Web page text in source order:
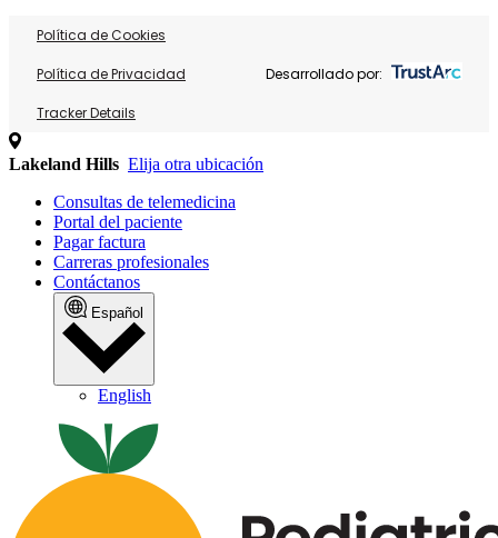
Política de Cookies
Política de Privacidad
Tracker Details
Desarrollado por:
Lakeland Hills Elija otra ubicación
Consultas de telemedicina
Portal del paciente
Pagar factura
Carreras profesionales
Contáctanos
Español
English